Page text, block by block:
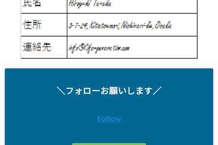
＼フォローお願いします／
Follow